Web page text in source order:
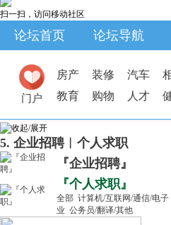
扫一扫，访问移动社区
论坛首页 论坛导航
门户
房产 装修 汽车
教育
购物 人才
5. 企业招聘︱个人求职
『企业招聘』
『个人求职』
全部 计算机/互联网/通信/电子
业 公务员/翻译/其他